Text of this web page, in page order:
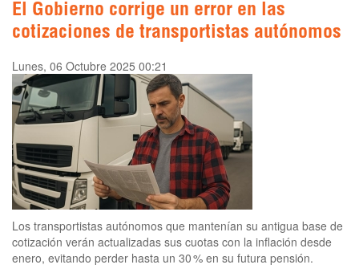
El Gobierno corrige un error en las
cotizaciones de transportistas autónomos
Lunes, 06 Octubre 2025 00:21
Los transportistas autónomos que mantenían su antigua base de
cotización verán actualizadas sus cuotas con la inflación desde
enero, evitando perder hasta un 30 % en su futura pensión.